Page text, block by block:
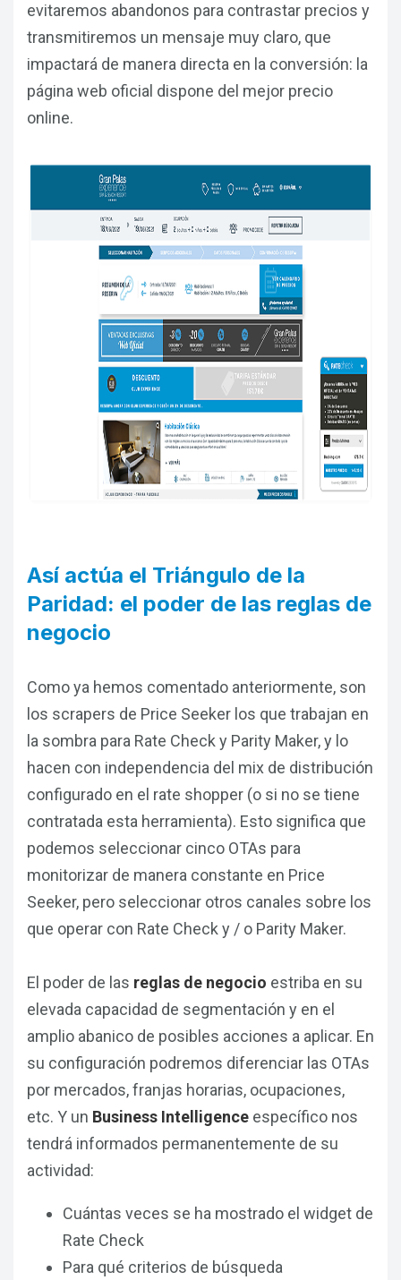
evitaremos abandonos para contrastar precios y
transmitiremos un mensaje muy claro, que
impactará de manera directa en la conversión: la
página web oficial dispone del mejor precio
online.
Así actúa el Triángulo de la
Paridad: el poder de las reglas de
negocio
Como ya hemos comentado anteriormente, son
los scrapers de Price Seeker los que trabajan en
la sombra para Rate Check y Parity Maker, y lo
hacen con independencia del mix de distribución
configurado en el rate shopper (o si no se tiene
contratada esta herramienta). Esto significa que
podemos seleccionar cinco OTAs para
monitorizar de manera constante en Price
Seeker, pero seleccionar otros canales sobre los
que operar con Rate Check y / o Parity Maker.
El poder de las reglas de negocio estriba en su
elevada capacidad de segmentación y en el
amplio abanico de posibles acciones a aplicar. En
su configuración podremos diferenciar las OTAs
por mercados, franjas horarias, ocupaciones,
etc. Y un Business Intelligence específico nos
tendrá informados permanentemente de su
actividad:
Cuántas veces se ha mostrado el widget de
Rate Check
Para qué criterios de búsqueda